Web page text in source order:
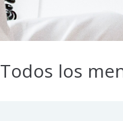
Todos los